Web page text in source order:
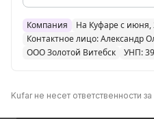
Компания
На Куфаре с июня,
Контактное лицо: Александр
ООО Золотой Витебск
УНП:
Kufar не несет ответственности